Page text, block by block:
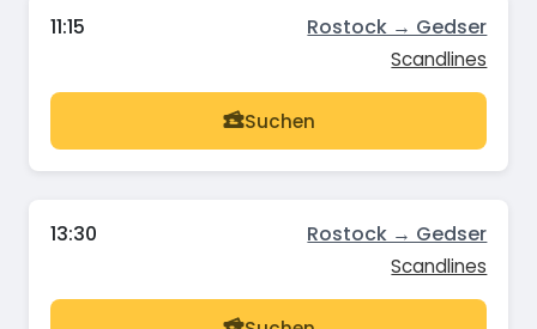
11:15 Rostock → Gedser
Scandlines
Suchen
13:30 Rostock → Gedser
Scandlines